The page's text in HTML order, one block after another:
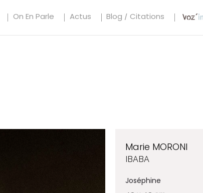
On En Parle Actus Blog / Citations
Marie MORONI
IBABA
Joséphine